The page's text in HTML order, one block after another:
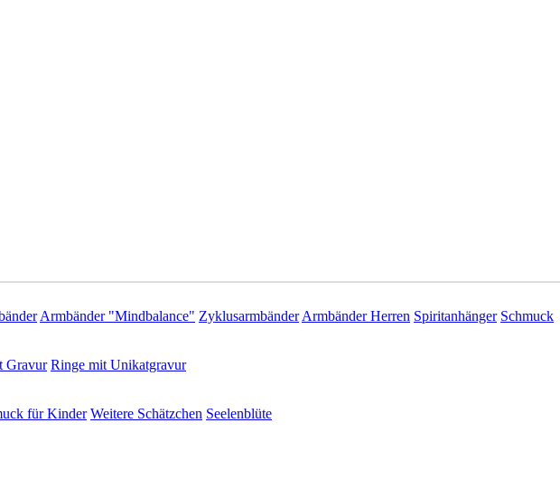
Armbänder "Mindbalance" Zyklusarmbänder Armbänder Herren Spiritanhänger Schmuck
Gravur Ringe mit Unikatgravur
für Kinder Weitere Schätzchen Seelenblüte